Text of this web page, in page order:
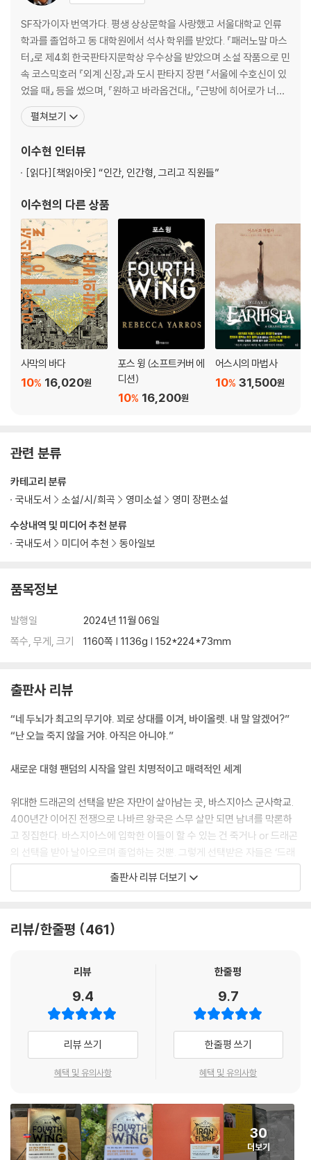
SF작가이자 번역가다. 평생 상상문학을 사랑했고 서울대학교 인류
학과를 졸업하고 동 대학원에서 석사 학위를 받았다. 『패러노말 마스
터』로 제4회 한국판타지문학상 우수상을 받았으며 소설 작품으로 민
속 코스믹호러 『외계 신장』과 도시 판타지 장편 『서울에 수호신이 있
었을 때』 등을 썼으며, 『원하고 바라옵건대』, 『근방에 히어로가 너무
많사오니』 『이웃집 슈퍼히어로』 등 앤솔로지에 참여했다. 창작자로
서 장르에 대한 깊은 이해를 바탕으로 SF 판타지 작품들을 탁월하게
입이 없다 그리고 나는 비명을 질러야 한다』
펼쳐보기
이수현 인터뷰
[읽다][책읽아웃] “인간, 인간형, 그리고 직원들”
이수현의 다른 상품
사막의 바다
16,020원
10%
포스 윙 (소프트커버 에
디션)
16,200원
10%
어스시의 마법사
31,500원
10%
관련 분류
수상내역 및 미디어 추천 분류
국내도서
미디어 추천 동아일보
카테고리 분류
국내도서
소설/시/희곡 영미소설 영미 장편소설
품목정보
발행일
2024년 11월 06일
쪽수, 무게, 크기
1160쪽 | 1136g | 152*224*73mm
출판사 리뷰
“네 두뇌가 최고의 무기야. 꾀로 상대를 이겨, 바이올렛. 내 말 알겠어?”
“난 오늘 죽지 않을 거야. 아직은 아니야.”
새로운 대형 팬덤의 시작을 알린 치명적이고 매력적인 세계
위대한 드래곤의 선택을 받은 자만이 살아남는 곳, 바스지아스 군사학교.
400년간 이어진 전쟁으로 나바르 왕국은 스무 살만 되면 남녀를 막론하
고 징집한다. 바스지아스에 입학한 이들이 할 수 있는 건 죽거나 or 드래곤
의 선택을 받아 날아오르며 졸업하는 것뿐. 그렇게 선택받은 자들은 ‘드래
곤 라이더’라 불리며, 드래곤의 마력을 통해 얻은 고유 능력을 갖고 전쟁에
훈련을 해본 적 없는 그녀에게 이곳은 무덤 자리나 다름없다. 드래곤의 선
자들. 바이올렛을 둘러싼 음모와 배신, 그리고 그 안에서 속수무책으로 강
《포스 윙》은 아버지의 뒤를 이어 바스지아스 아카이브(기록보관소)의 서
기가 되기 위한 교육을 받은 바이올렛 소른게일이 사령관인 엄마의 명령에
따라 ‘드래곤 라이더’가 되어야 하는 치열한 생존 투쟁을 그리고 있다. 그러
아찔한 난간다리를 건너야 하고, 매주 목숨 건 격투 시합을 치러야 하며, 위
대하지만 성질 더러운 드래곤이 재미 삼아 쏜 브레스에 맞아 죽을 확률도
극복해야 한다.
출판사 리뷰 더보기
리뷰/한줄평 461
리뷰
9.4
리뷰 쓰기
혜택 및 유의사항
한줄평
9.7
한줄평 쓰기
혜택 및 유의사항
30
더보기